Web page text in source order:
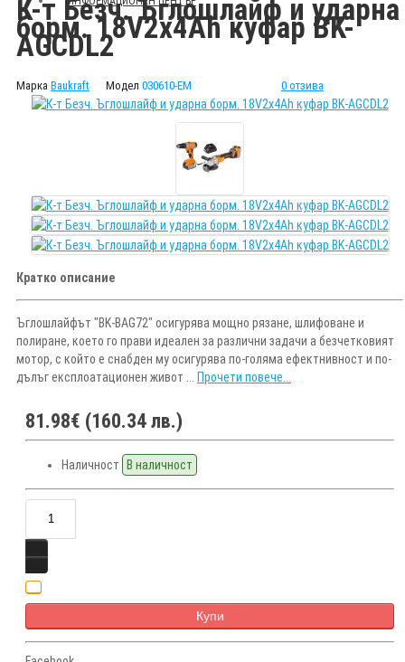
К-т Безч. Ъглошлайф и ударна
борм. 18V2x4Ah куфар BK-
AGCDL2
Марка Baukraft Модел 030610-EM 0 отзива
Кратко описание
Ъглошлайфът "BK-BAG72" осигурява мощно рязане, шлифоване и
полиране, което го прави идеален за различни задачи а безчетковият
мотор, с който е снабден му осигурява по-голяма ефектнивност и по-
дълъг експлоатационен живот ... Прочети повече...
81.98€ (160.34 лв.)
Наличност В наличност
Купи